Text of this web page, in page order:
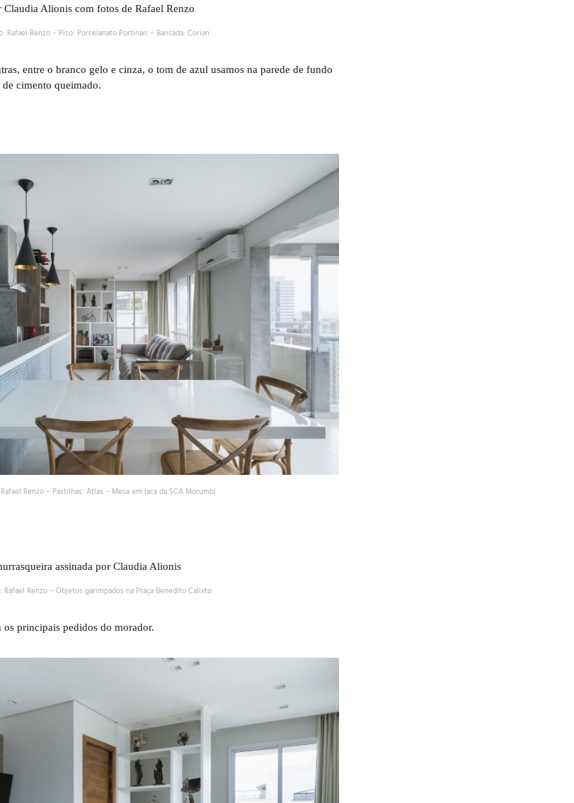
Rafael Renzo – Piso: Porcelanato Portinari – Bancada: Corian
entre o branco gelo e cinza, o tom de azul usamos na parede de fundo
cimento queimado.
Renzo – Pastilhas: Atlas – Mesa em laca da SCA Morumbi
Rafael Renzo – Objetos garimpados na Praça Benedito Calixto
principais pedidos do morador.